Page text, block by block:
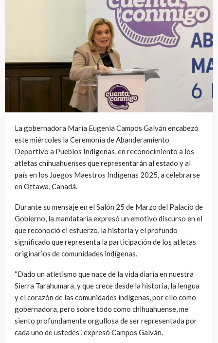
La gobernadora María Eugenia Campos Galván encabezó
este miércoles la Ceremonia de Abanderamiento
Deportivo a Pueblos Indígenas, en reconocimiento a los
atletas chihuahuenses que representarán al estado y al
país en los Juegos Maestros Indígenas 2025, a celebrarse
en Ottawa, Canadá.
Durante su mensaje en el Salón 25 de Marzo del Palacio de
Gobierno, la mandataria expresó un emotivo discurso en el
que reconoció el esfuerzo, la historia y el profundo
significado que representa la participación de los atletas
originarios de comunidades indígenas.
“Dado un atletismo que nace de la vida diaria en nuestra
Sierra Tarahumara, y que crece desde la historia, la lengua
y el corazón de las comunidades indígenas, por ello como
gobernadora, pero sobre todo como chihuahuense, me
siento profundamente orgullosa de ser representada por
cada uno de ustedes”, expresó Campos Galván.